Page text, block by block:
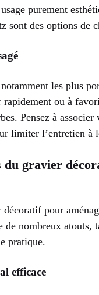
purement
sont des options de
les plus
rapidement ou à
Pensez à
limiter l’entretien à
du gravier
pour
de nombreux atouts,
pratique.
efficace